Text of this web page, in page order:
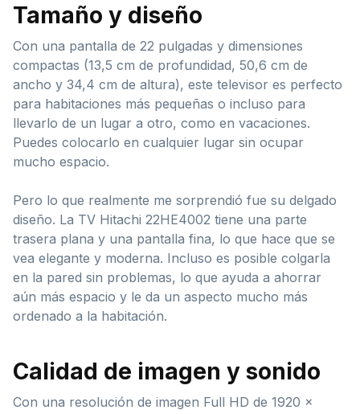
Tamaño y diseño
Con una pantalla de 22 pulgadas y dimensiones
compactas (13,5 cm de profundidad, 50,6 cm de
ancho y 34,4 cm de altura), este televisor es perfecto
para habitaciones más pequeñas o incluso para
llevarlo de un lugar a otro, como en vacaciones.
Puedes colocarlo en cualquier lugar sin ocupar
mucho espacio.
Pero lo que realmente me sorprendió fue su delgado
diseño. La TV Hitachi 22HE4002 tiene una parte
trasera plana y una pantalla fina, lo que hace que se
vea elegante y moderna. Incluso es posible colgarla
en la pared sin problemas, lo que ayuda a ahorrar
aún más espacio y le da un aspecto mucho más
ordenado a la habitación.
Calidad de imagen y sonido
Con una resolución de imagen Full HD de 1920 x